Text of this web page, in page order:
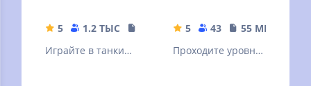
5 1.2 ТЫС
70.33 MB
Играйте в танки
5 43
55 MB
Проходите уровни